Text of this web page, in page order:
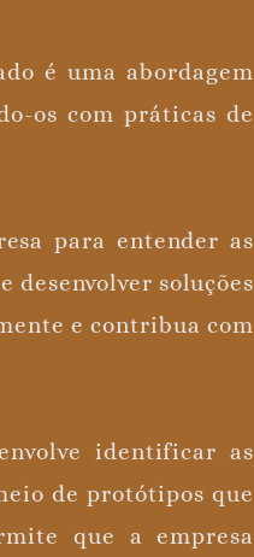
é uma abordagem
os com práticas de
para entender as
desenvolver soluções
e contribua com
identificar as
de protótipos que
que a empresa